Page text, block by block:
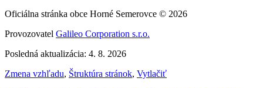
Oficiálna stránka obce Horné Semerovce © 2026
Provozovatel Galileo Corporation s.r.o.
Posledná aktualizácia: 4. 8. 2026
Zmena vzhľadu, Štruktúra stránok, Vytlačiť